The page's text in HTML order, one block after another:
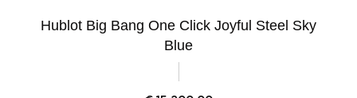
Hublot Big Bang One Click Joyful Steel Sky
Blue